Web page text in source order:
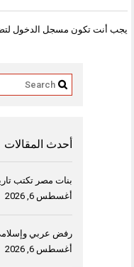
يجب أنت تكون مسجل الدخول
أحدث المقالات
بنات مصر تكتب
أغسطس 6, 2026
رفض عربي وإسلامي
أغسطس 6, 2026